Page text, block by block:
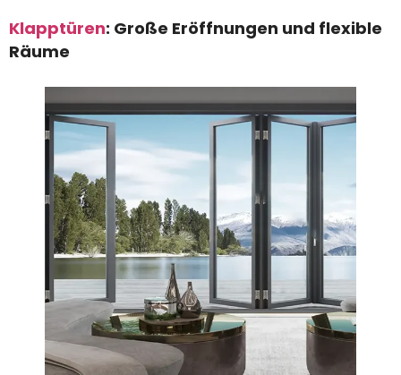
Klapptüren: Große Eröffnungen und flexible
Räume